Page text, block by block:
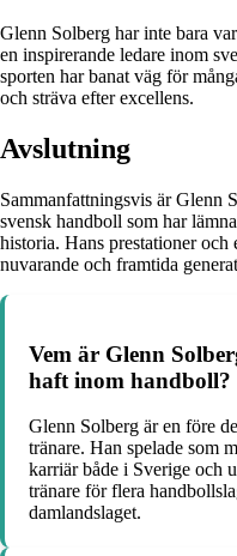
Glenn Solberg har inte bara
en inspirerande ledare inom
sporten har banat väg för
och sträva efter excellens.
Avslutning
Sammanfattningsvis är Glenn
svensk handboll som har
historia. Hans prestationer och
nuvarande och framtida
Vem är Glenn
haft inom handboll?
Glenn Solberg är en före
tränare. Han spelade som
karriär både i Sverige och
tränare för flera
damlandslaget.